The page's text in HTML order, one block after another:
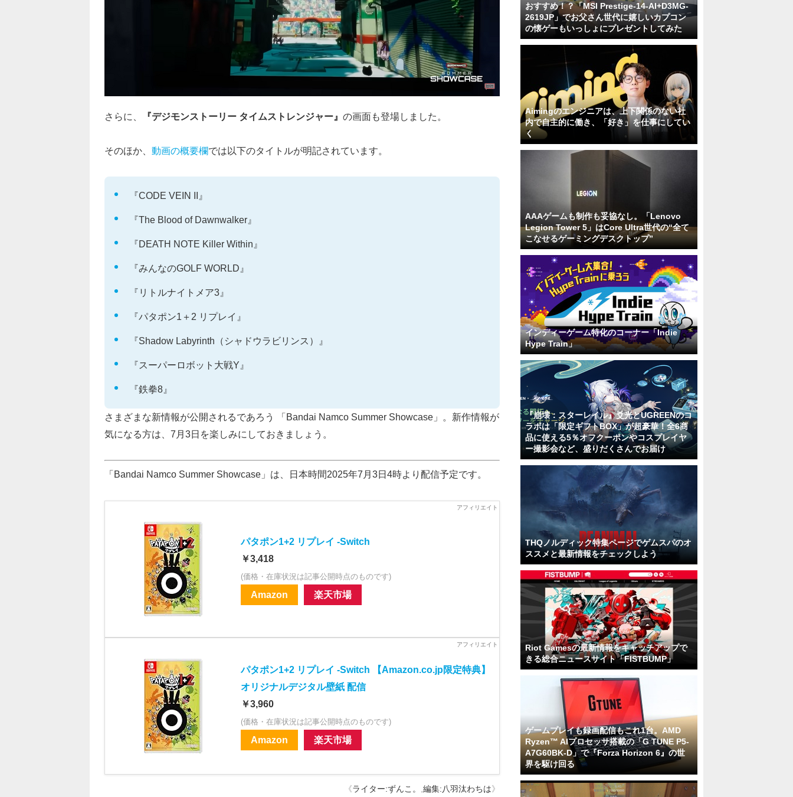
さらに、 『デジモンストーリー タイムストレンジャー』 の画面も登場しました。
そのほか、 動画の概要欄では以下のタイトルが明記されています。
『CODE VEIN II』
『The Blood of Dawnwalker』
『DEATH NOTE Killer Within』
『みんなのGOLF WORLD』
『リトルナイトメア3』
『パタポン1＋2 リプレイ』
『Shadow Labyrinth（シャドウラビリンス）』
『スーパーロボット大戦Y』
『鉄拳8』
さまざまな新情報が公開されるであろう 「Bandai Namco Summer Showcase」。新作情報が
気になる方は、7月3日を楽しみにしておきましょう。
「Bandai Namco Summer Showcase」は、日本時間2025年7月3日4時より配信予定です。
パタポン1+2 リプレイ -Switch
￥3,418
(価格・在庫状況は記事公開時点のものです)
Amazon 楽天市場
パタポン1+2 リプレイ -Switch 【Amazon.co.jp限定特典】
オリジナルデジタル壁紙 配信
￥3,960
(価格・在庫状況は記事公開時点のものです)
Amazon 楽天市場
《ライター:ずんこ。 編集:八羽汰わちは》
おすすめ！？「MSI Prestige-14-AI+D3MG-
2619JP」でお父さん世代に嬉しいカプコン
の懐ゲーもいっしょにプレゼントしてみた
Aimingのエンジニアは、上下関係のない社
内で自主的に働き、「好き」を仕事にしてい
く
AAAゲームも制作も妥協なし。「Lenovo
Legion Tower 5」はCore Ultra世代の“全て
こなせるゲーミングデスクトップ”
インディーゲーム特化のコーナー「Indie
Hype Train」
『崩壊：スターレイル』爻光とUGREENのコ
ラボは「限定ギフトBOX」が超豪華！全6商
品に使える5％オフクーポンやコスプレイヤ
ー撮影会など、盛りだくさんでお届け
THQノルディック特集ページでゲムスパのオ
ススメと最新情報をチェックしよう
Riot Gamesの最新情報をキャッチアップで
きる総合ニュースサイト「FISTBUMP」
ゲームプレイも録画配信もこれ1台。AMD
Ryzen™ AIプロセッサ搭載の「G TUNE P5-
A7G60BK-D」で『Forza Horizon 6』の世
界を駆け回る